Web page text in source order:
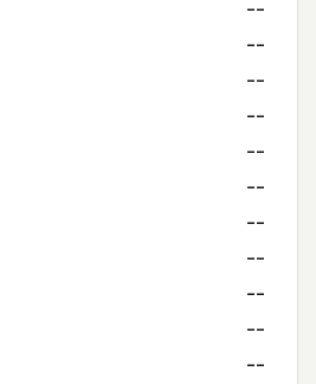
--
--
--
--
--
--
--
--
--
--
--